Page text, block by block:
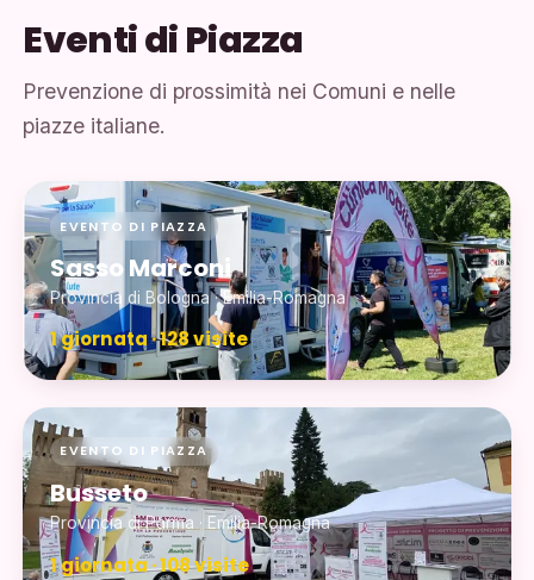
Eventi di Piazza
Prevenzione di prossimità nei Comuni e nelle
piazze italiane.
EVENTO DI PIAZZA
Sasso Marconi
Provincia di Bologna · Emilia-Romagna
1 giornata · 128 visite
EVENTO DI PIAZZA
Busseto
Provincia di Parma · Emilia-Romagna
1 giornata · 108 visite